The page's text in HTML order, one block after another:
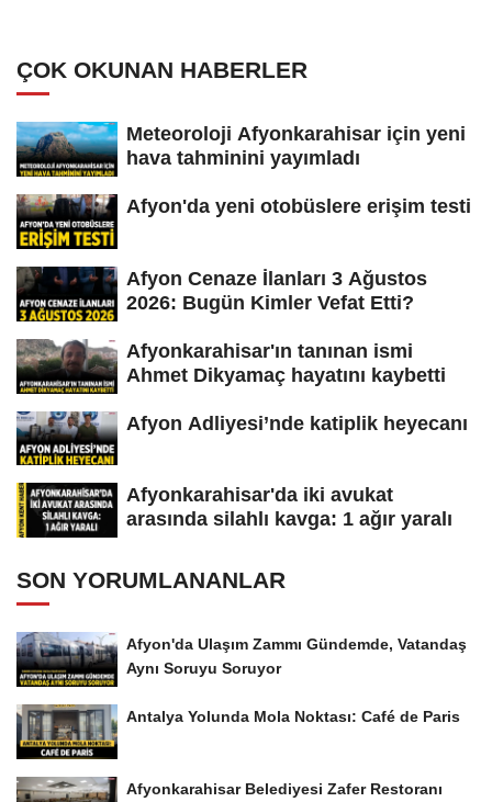
ÇOK OKUNAN HABERLER
Meteoroloji Afyonkarahisar için yeni
hava tahminini yayımladı
Afyon'da yeni otobüslere erişim testi
Afyon Cenaze İlanları 3 Ağustos
2026: Bugün Kimler Vefat Etti?
Afyonkarahisar'ın tanınan ismi
Ahmet Dikyamaç hayatını kaybetti
Afyon Adliyesi’nde katiplik heyecanı
Afyonkarahisar'da iki avukat
arasında silahlı kavga: 1 ağır yaralı
SON YORUMLANANLAR
Afyon'da Ulaşım Zammı Gündemde, Vatandaş
Aynı Soruyu Soruyor
Antalya Yolunda Mola Noktası: Café de Paris
Afyonkarahisar Belediyesi Zafer Restoranı